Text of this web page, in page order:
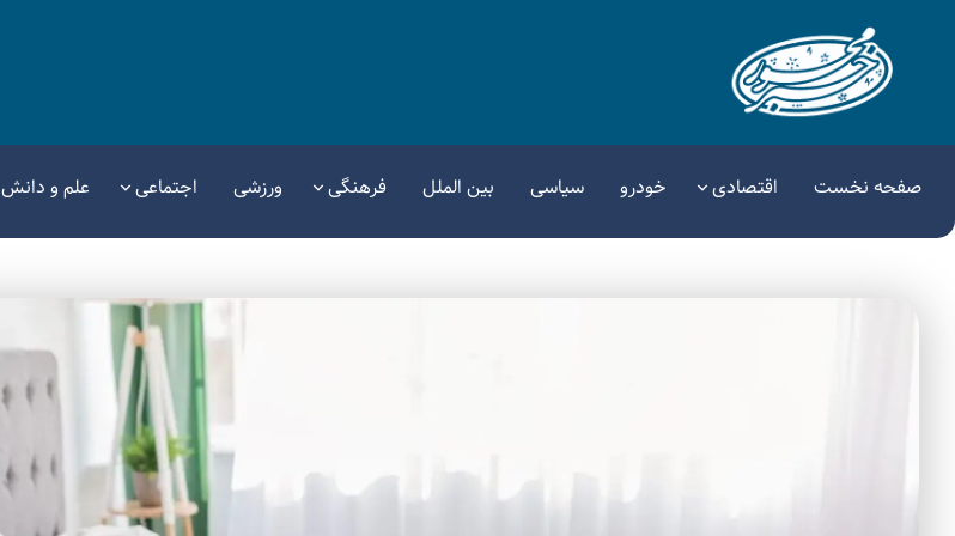
صفحه نخست اقتصادی خودرو سیاسی بین الملل فرهنگی ورزشی اجتماعی علم و دانش